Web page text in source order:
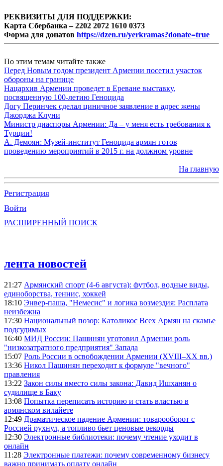
РЕКВИЗИТЫ ДЛЯ ПОДДЕРЖКИ:
Карта Сбербанка – 2202 2072 1610 0373
Форма для донатов https://dzen.ru/yerkramas?donate=true
По этим темам читайте также
Перед Новым годом президент Армении посетил участок
обороны на границе
Нацархив Армении проведет в Ереване выставку,
посвященную 100-летию Геноцида
Догу Перинчек сделал циничное заявление в адрес жены
Джорджа Клуни
Министр диаспоры Армении: Да – у меня есть требования к
Турции!
А. Демоян: Музей-институт Геноцида армян готов
проведению мероприятий в 2015 г. на должном уровне
На главную
Регистрация
Войти
РАСШИРЕННЫЙ ПОИСК
лента новостей
21:27 Армянский спорт (4-6 августа): футбол, водные виды,
единоборства, теннис, хоккей
18:10 Энвер-паша, "Немесис" и логика возмездия: Расплата
неизбежна
17:30 Национальный позор: Католикос Всех Армян на скамье
подсудимых
16:40 МИД России: Пашинян уготовил Армении роль
"низкозатратного предприятия" Запада
15:07 Роль России в освобождении Армении (XVIII–XX вв.)
13:36 Никол Пашинян переходит к формуле "вечного"
правления
13:22 Закон силы вместо силы закона: Давид Ишханян о
судилище в Баку
13:08 Попытка переписать историю и стать властью в
армянском вилайете
12:49 Драматическое падение Армении: товарооборот с
Россией рухнул, а топливо бьет ценовые рекорды
12:30 Электронные библиотеки: почему чтение уходит в
онлайн
11:28 Электронные платежи: почему современному бизнесу
важно принимать оплату онлайн